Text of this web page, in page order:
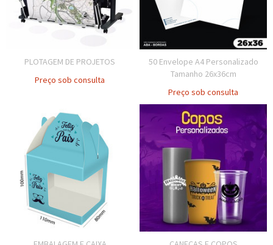
PLOTAGEM DE PROJETOS
Preço sob consulta
50 Envelope A4 Personalizado
Tamanho 26x36cm
Preço sob consulta